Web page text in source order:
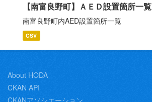
【南富良野町】ＡＥＤ設置箇所一覧
南富良野町内AED設置箇所一覧
CSV
About HODA
CKAN API